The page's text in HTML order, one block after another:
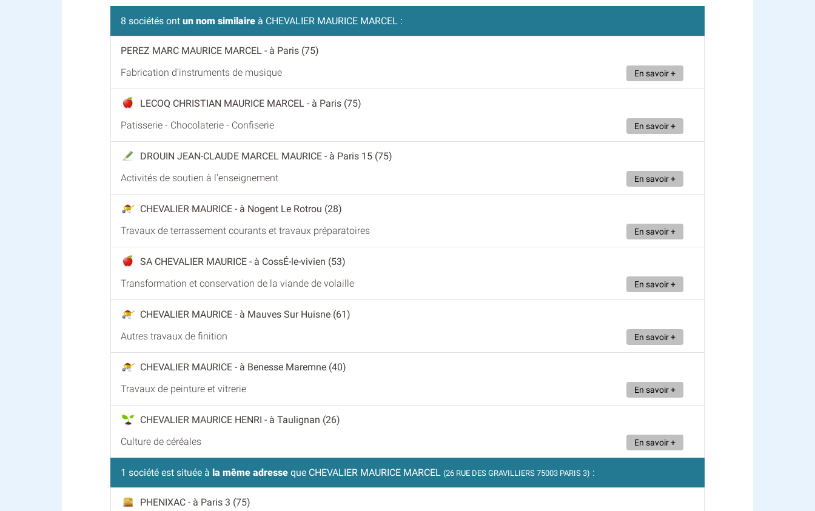
8 sociétés ont un nom similaire à CHEVALIER MAURICE MARCEL :
PEREZ MARC MAURICE MARCEL - à Paris (75)
Fabrication d'instruments de musique
En savoir +
LECOQ CHRISTIAN MAURICE MARCEL - à Paris (75)
Patisserie - Chocolaterie - Confiserie
En savoir +
DROUIN JEAN-CLAUDE MARCEL MAURICE - à Paris 15 (75)
Activités de soutien à l'enseignement
En savoir +
CHEVALIER MAURICE - à Nogent Le Rotrou (28)
Travaux de terrassement courants et travaux préparatoires
En savoir +
SA CHEVALIER MAURICE - à CossÉ-le-vivien (53)
Transformation et conservation de la viande de volaille
En savoir +
CHEVALIER MAURICE - à Mauves Sur Huisne (61)
Autres travaux de finition
En savoir +
CHEVALIER MAURICE - à Benesse Maremne (40)
Travaux de peinture et vitrerie
En savoir +
CHEVALIER MAURICE HENRI - à Taulignan (26)
Culture de céréales
En savoir +
1 société est située à la même adresse que CHEVALIER MAURICE MARCEL (26 RUE DES GRAVILLIERS 75003 PARIS 3) :
PHENIXAC - à Paris 3 (75)